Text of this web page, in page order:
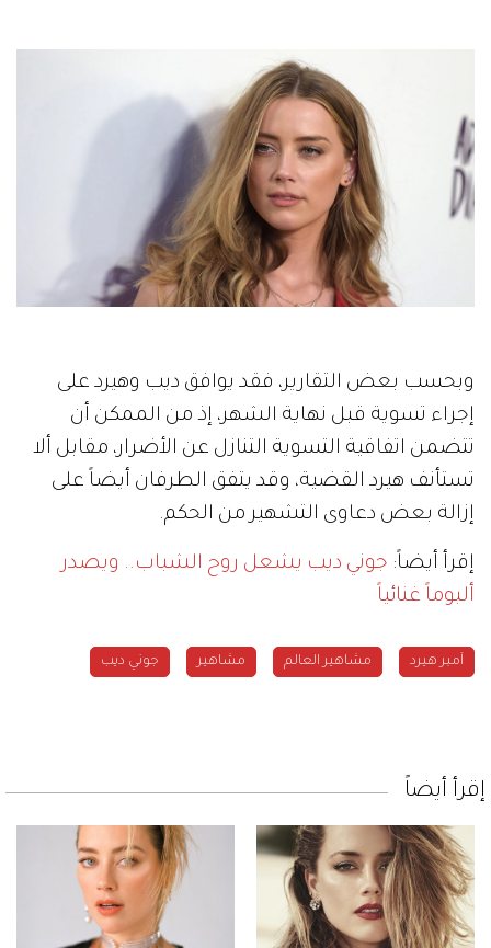
وبحسب بعض التقارير، فقد يوافق ديب وهيرد على
إجراء تسوية قبل نهاية الشهر، إذ من الممكن أن
تتضمن اتفاقية التسوية التنازل عن الأضرار، مقابل ألا
تستأنف هيرد القضية، وقد يتفق الطرفان أيضاً على
إزالة بعض دعاوى التشهير من الحكم.
إقرأ أيضاً: جوني ديب يشعل روح الشباب.. ويصدر
ألبوماً غنائياً
آمبر هيرد مشاهير العالم مشاهير جوني ديب
إقرأ أيضاً